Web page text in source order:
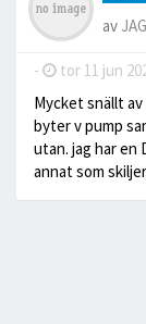
av
- tor 11 jun
Mycket snällt av
byter v pump
utan. jag har en
annat som